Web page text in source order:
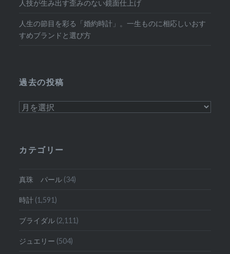
人技が生み出す歪みのない鏡面仕上げ
人生の節目を彩る「婚約時計」。一生ものに相応しいおす
すめブランドと選び方
過去の投稿
過
稿
カテゴリー
真珠 パール (34)
時計 (1,591)
ブライダル (2,111)
ジュエリー (504)